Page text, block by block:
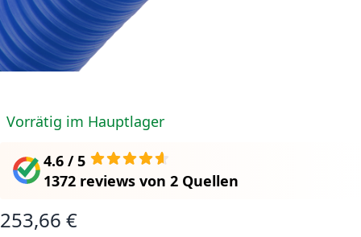
Vorrätig im Hauptlager
4.6 / 5
1372 reviews von 2 Quellen
253,66 €